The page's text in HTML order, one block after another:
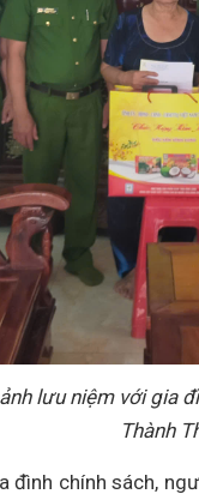
lưu niệm với gia
Thành
đình chính sách,